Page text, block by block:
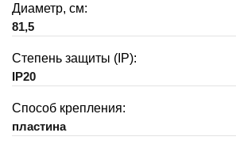
Диаметр, см:
81,5
Степень защиты (IP):
IP20
Способ крепления:
пластина